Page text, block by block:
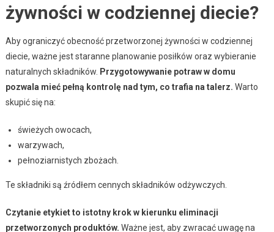
żywności w codziennej diecie?
Aby ograniczyć obecność przetworzonej żywności w codziennej
diecie, ważne jest staranne planowanie posiłków oraz wybieranie
naturalnych składników. Przygotowywanie potraw w domu
pozwala mieć pełną kontrolę nad tym, co trafia na talerz. Warto
skupić się na:
świeżych owocach,
warzywach,
pełnoziarnistych zbożach.
Te składniki są źródłem cennych składników odżywczych.
Czytanie etykiet to istotny krok w kierunku eliminacji
przetworzonych produktów. Ważne jest, aby zwracać uwagę na